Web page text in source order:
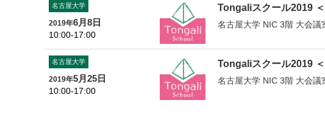
名古屋大学
2019年6月8日
10:00-17:00
Tongaliスクール2019
名古屋大学 NIC 3階 大会議
名古屋大学
2019年5月25日
10:00-17:00
Tongaliスクール2019
名古屋大学 NIC 3階 大会議